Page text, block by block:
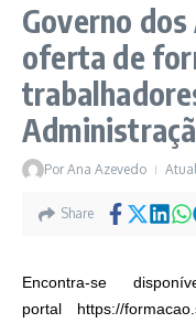
Governo
oferta de
PorAna Azevedo
Share
Encontra-se
portal https://